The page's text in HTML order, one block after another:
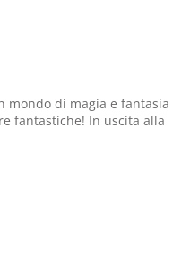
mondo di magia e fantasia
fantastiche! In uscita alla